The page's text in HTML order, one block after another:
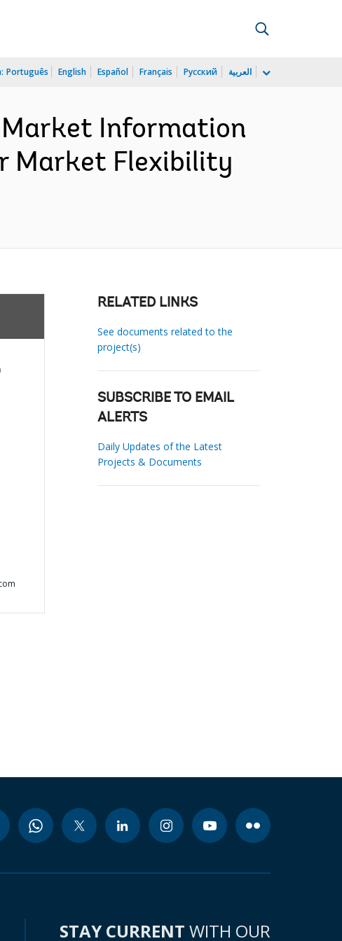
Português English Español Français Русский العربية
Market Information
Market Flexibility
RELATED LINKS
See documents related to the
project(s)
SUBSCRIBE TO EMAIL
ALERTS
Daily Updates of the Latest
Projects & Documents
STAY CURRENT WITH OUR